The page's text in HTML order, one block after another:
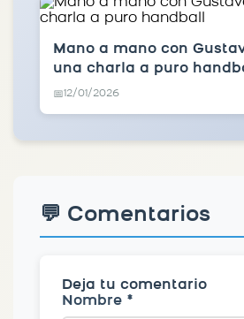
Mano a mano con
una charla a puro
📅12/01/2026
💬 Comentarios
Deja tu comentario
Nombre *